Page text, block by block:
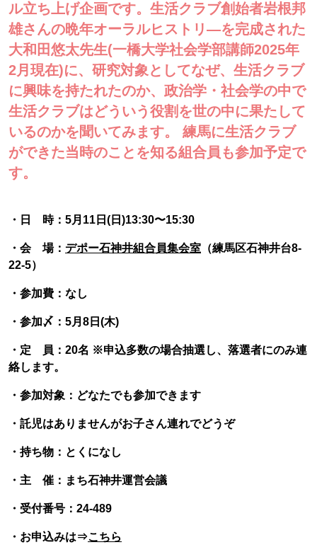
ル立ち上げ企画です。生活クラブ創始者岩根邦
雄さんの晩年オーラルヒストリ―を完成された
大和田悠太先生(一橋大学社会学部講師2025年
2月現在)に、研究対象としてなぜ、生活クラブ
に興味を持たれたのか、政治学・社会学の中で
生活クラブはどういう役割を世の中に果たして
いるのかを聞いてみます。 練馬に生活クラブ
ができた当時のことを知る組合員も参加予定で
す。
・日 時：5月11日(日)13:30〜15:30
・会 場： デポー石神井組合員集会室 （練馬区石神井台8-
22-5）
・参加費：なし
・参加〆：5月8日(木)
・定 員：20名 ※申込多数の場合抽選し、落選者にのみ連
絡します。
・参加対象：どなたでも参加できます
・託児はありませんがお子さん連れでどうぞ
・持ち物：とくになし
・主 催：まち石神井運営会議
・受付番号：24-489
・お申込みは⇒こちら